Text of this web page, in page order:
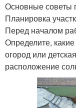
Основные советы
Планировка
Перед началом
Определите,
огород или
расположение